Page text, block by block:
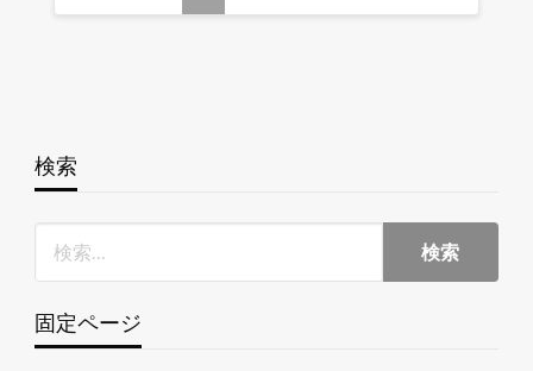
の
送
り
検索
固定ページ